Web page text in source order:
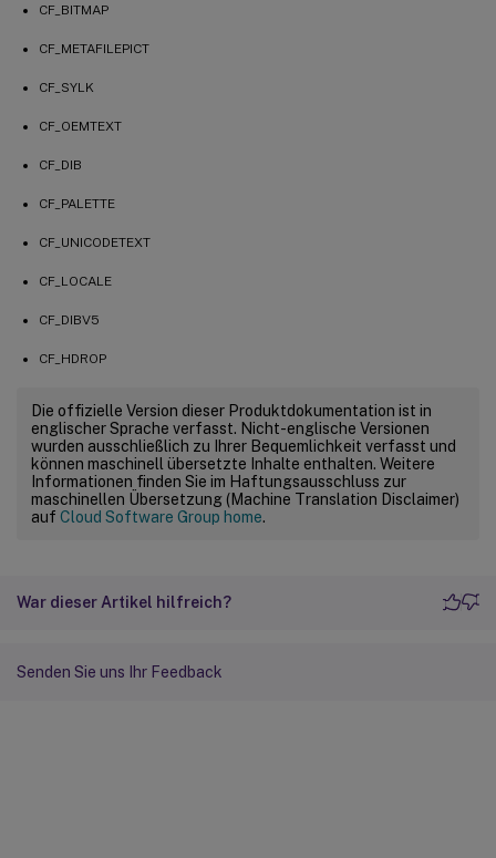
CF_BITMAP
CF_METAFILEPICT
CF_SYLK
CF_OEMTEXT
CF_DIB
CF_PALETTE
CF_UNICODETEXT
CF_LOCALE
CF_DIBV5
CF_HDROP
Die offizielle Version dieser Produktdokumentation ist in
englischer Sprache verfasst. Nicht-englische Versionen
wurden ausschließlich zu Ihrer Bequemlichkeit verfasst und
können maschinell übersetzte Inhalte enthalten. Weitere
Informationen finden Sie im Haftungsausschluss zur
maschinellen Übersetzung (Machine Translation Disclaimer)
auf Cloud Software Group home.
War dieser Artikel hilfreich?
Senden Sie uns Ihr Feedback